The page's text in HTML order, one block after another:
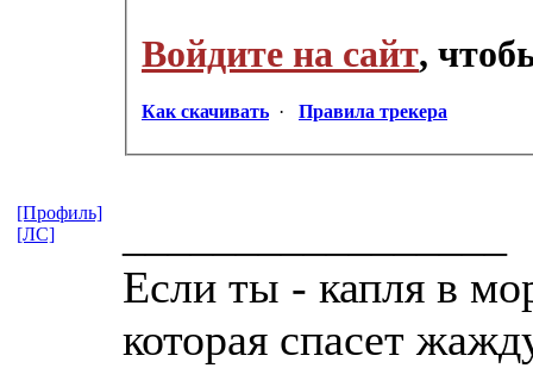
Войдите на сайт,
Как скачивать · Правила трекера
Если ты - капля в
которая спасет
[Профиль]
[ЛС]